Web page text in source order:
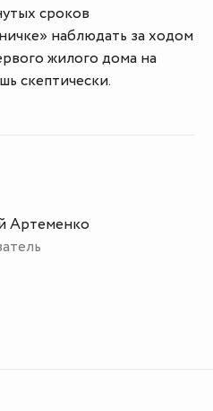
сроков
наблюдать за ходом
жилого дома на
скептически.
Артеменко